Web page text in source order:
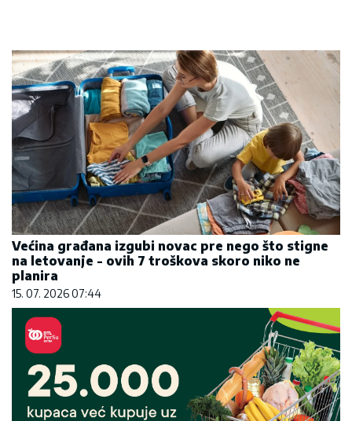
Većina građana izgubi novac pre nego što stigne
na letovanje - ovih 7 troškova skoro niko ne
planira
15. 07. 2026 07:44